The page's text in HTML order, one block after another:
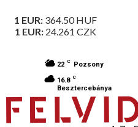
1 EUR: 364.50HUF
1 EUR: 24.261 CZK
22 C Pozsony
16.8 C
Besztercebánya